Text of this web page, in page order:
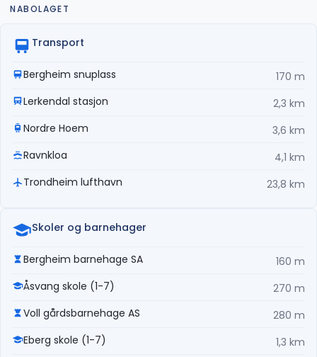
NABOLAGET
Transport
Bergheim snuplass
170 m
Lerkendal stasjon
2,3 km
Nordre Hoem
3,6 km
Ravnkloa
4,1 km
Trondheim lufthavn
23,8 km
Skoler og barnehager
Bergheim barnehage SA
160 m
Åsvang skole (1-7)
270 m
Voll gårdsbarnehage AS
280 m
Eberg skole (1-7)
1,3 km